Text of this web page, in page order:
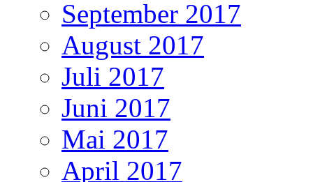
September 2017
August 2017
Juli 2017
Juni 2017
Mai 2017
April 2017